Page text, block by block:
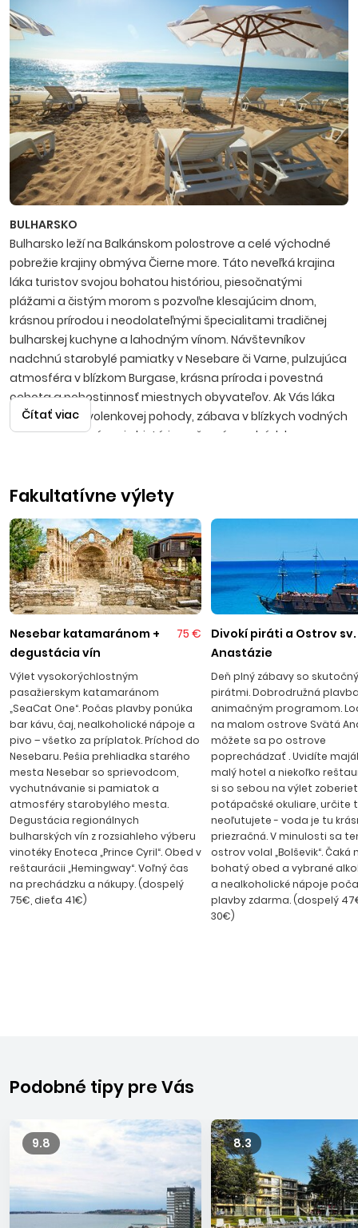
BULHARSKO
Bulharsko leží na Balkánskom polostrove a celé východné
pobrežie krajiny obmýva Čierne more. Táto neveľká krajina
láka turistov svojou bohatou históriou, piesočnatými
plážami a čistým morom s pozvoľne klesajúcim dnom,
krásnou prírodou i neodolateľnými špecialitami tradičnej
bulharskej kuchyne a lahodným vínom. Návštevníkov
nadchnú starobylé pamiatky v Nesebare či Varne, pulzujúca
atmosféra v blízkom Burgase, krásna príroda i povestná
ochota a pohostinnosť miestnych obyvateľov. Ak Vás láka
predstava dovolenkovej pohody, zábava v blízkych vodných
parkoch, spoznávanie histórie, večerné prechádzky po
Menšie príjemné stredisko leží v prekrásnom Kitenskom
zálive, približne 60 kilometrov južne od Burgasu.
Návštevníkom učaruje krásnymi piesočnatými plážami
so skalnými útesmi, ktoré si obľúbili i milovníci potápania.
Pláže sú obkolesené množstvom borovicových lesov. K
príjemnej atmosfére Kitenu neodmysliteľne patria plážové
diskotéky, reštaurácie a kaviarničky, v centre strediska sa
Transfer z letiska trvá cca 1 hod. 20 min.
Čítať viac
Fakultatívne výlety
Nesebar katamaránom +
degustácia vín
75 €
Výlet vysokorýchlostným
pasažierskym katamaránom
„SeaCat One“. Počas plavby ponúka
bar kávu, čaj, nealkoholické nápoje a
pivo – všetko za príplatok. Príchod do
Nesebaru. Pešia prehliadka starého
mesta Nesebar so sprievodcom,
vychutnávanie si pamiatok a
atmosféry starobylého mesta.
Degustácia regionálnych
bulharských vín z rozsiahleho výberu
vinotéky Enoteca „Prince Cyril“. Obed v
reštaurácii „Hemingway“. Voľný čas
na prechádzku a nákupy. (dospelý
75€, dieťa 41€)
Divokí piráti a Ostrov sv.
Anastázie
Deň plný zábavy so
pirátmi. Dobrodružná
animačným programom.
na malom ostrove Svätá
môžete sa po ostrove
poprechádzať . Uvidíte
malý hotel a niekoľko
si so sebou na výlet
potápačské okuliare, určite
neoľutujete - voda je tu
priezračná. V minulosti sa
ostrov volal „Bolševik“. Čaká
bohatý obed a vybrané
a nealkoholické nápoje
plavby zdarma. (dospelý
30€)
Podobné tipy pre Vás
9.8 8.3